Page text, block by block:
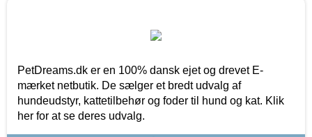
PetDreams.dk er en 100% dansk ejet og drevet E-
mærket netbutik. De sælger et bredt udvalg af
hundeudstyr, kattetilbehør og foder til hund og kat. Klik
her for at se deres udvalg.